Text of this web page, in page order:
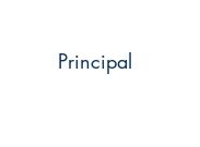
Principal